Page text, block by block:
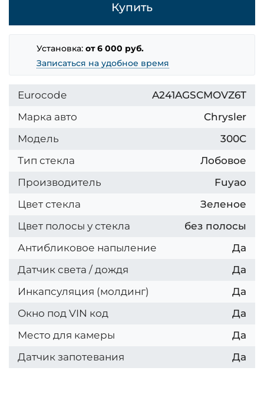
Купить
Установка:от 6 000 руб.
Записаться на удобное время
Eurocode
A241AGSCMOVZ6T
Марка авто
Chrysler
Модель
300C
Тип стекла
Лобовое
Производитель
Fuyao
Цвет стекла
Зеленое
Цвет полосы у стекла
без полосы
Антибликовое напыление
Да
Датчик света / дождя
Да
Инкапсуляция (молдинг)
Да
Окно под VIN код
Да
Место для камеры
Да
Датчик запотевания
Да